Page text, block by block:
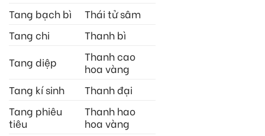
Tang bạch bì
Thái tử sâm
Tang chi
Thanh bì
Tang diệp
Thanh cao
hoa vàng
Tang kí sinh
Thanh đại
Tang phiêu
tiêu
Thanh hao
hoa vàng